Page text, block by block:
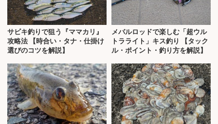
サビキ釣りで狙う『ママカリ』
攻略法 【時合い・タナ・仕掛け
選びのコツを解説】
メバルロッドで楽しむ「超ウル
トラライト」キス釣り 【タック
ル・ポイント・釣り方を解説】